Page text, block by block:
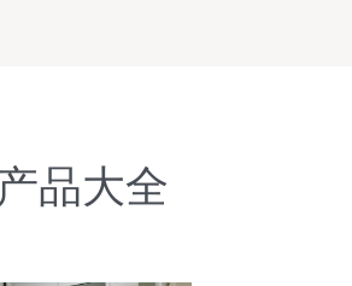
产品大全